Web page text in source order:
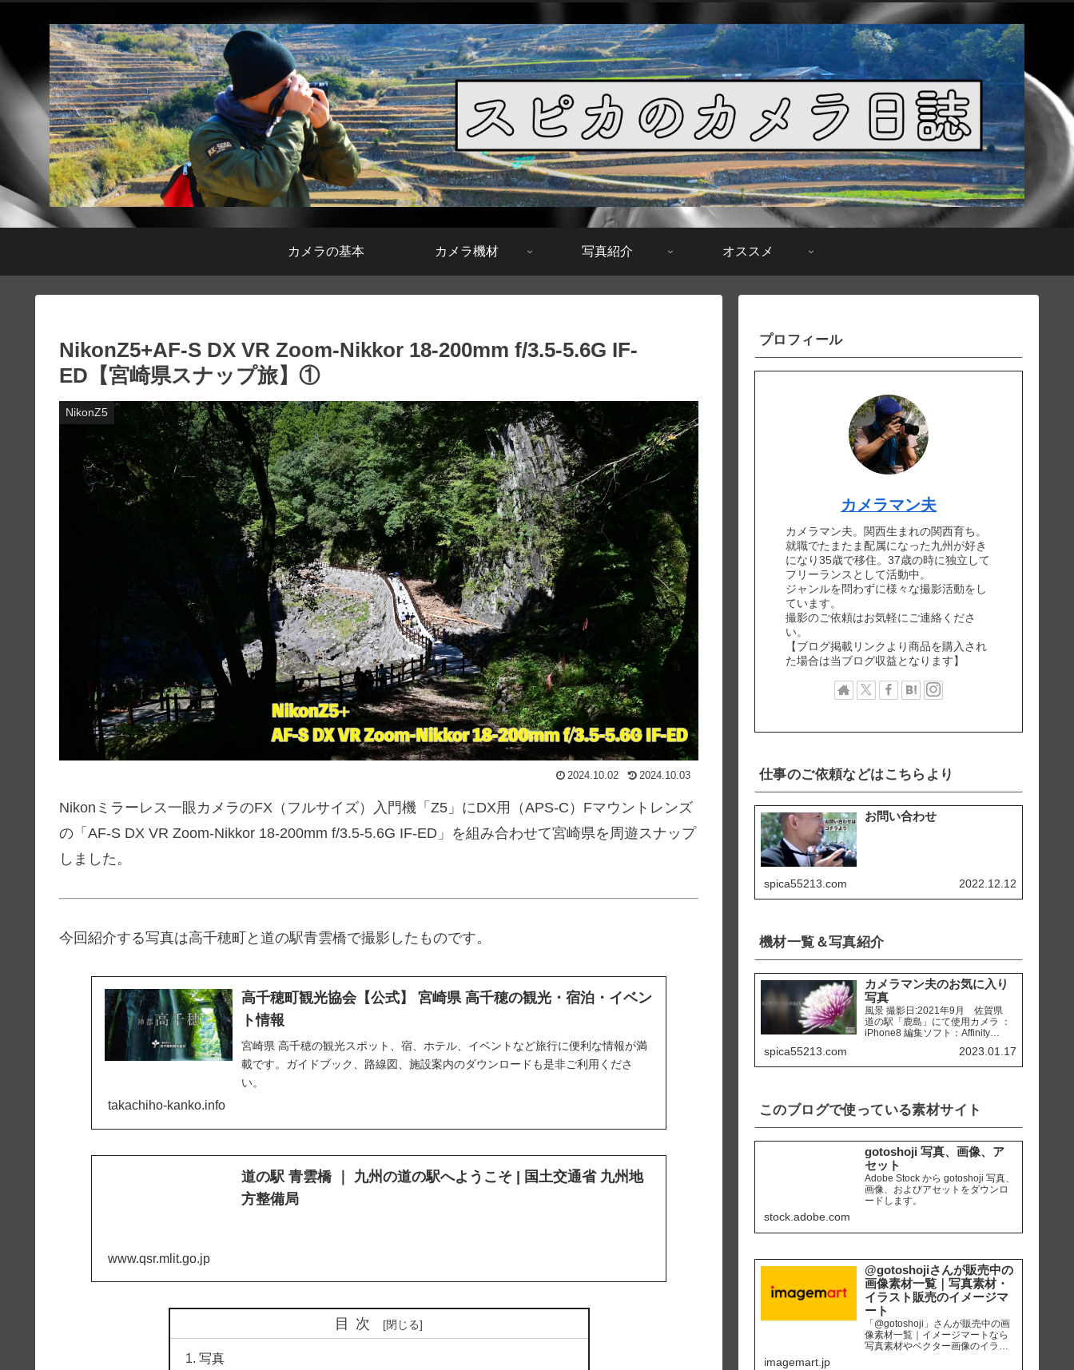
カメラの基本 カメラ機材 写真紹介 オススメ
NikonZ5+AF-S DX VR Zoom-Nikkor 18-200mm f/3.5-5.6G IF-
ED【宮崎県スナップ旅】①
NikonZ5
2024.10.02 2024.10.03
Nikonミラーレス一眼カメラのFX（フルサイズ）入門機「Z5」にDX用（APS-C）Fマウントレンズ
の「AF-S DX VR Zoom-Nikkor 18-200mm f/3.5-5.6G IF-ED」を組み合わせて宮崎県を周遊スナップ
しました。
今回紹介する写真は高千穂町と道の駅青雲橋で撮影したものです。
高千穂町観光協会【公式】 宮崎県 高千穂の観光・宿泊・イベン
ト情報
宮崎県 高千穂の観光スポット、宿、ホテル、イベントなど旅行に便利な情報が満
載です。ガイドブック、路線図、施設案内のダウンロードも是非ご利用くださ
い。
takachiho-kanko.info
道の駅 青雲橋 ｜ 九州の道の駅へようこそ | 国土交通省 九州地
方整備局
www.qsr.mlit.go.jp
目次
写真
プロフィール
カメラマン夫
カメラマン夫。関西生まれの関西育ち。
就職でたまたま配属になった九州が好き
になり35歳で移住。37歳の時に独立して
フリーランスとして活動中。
ジャンルを問わずに様々な撮影活動をし
ています。
撮影のご依頼はお気軽にご連絡くださ
い。
【ブログ掲載リンクより商品を購入され
た場合は当ブログ収益となります】
仕事のご依頼などはこちらより
お問い合わせ
spica55213.com 2022.12.12
機材一覧＆写真紹介
カメラマン夫のお気に入り
写真
風景 撮影日:2021年9月 佐賀県
道の駅「鹿島」にて使用カメラ ：
iPhone8 編集ソフト：Affinity
天草市 「ホテルアレグリアガー
デンズ天草」にて使用カメラ ：
spica55213.com 2023.01.17
このブログで使っている素材サイト
gotoshoji 写真、画像、ア
セット
Adobe Stock から gotoshoji 写真、
画像、およびアセットをダウンロ
ードします。
stock.adobe.com
@gotoshojiさんが販売中の
画像素材一覧｜写真素材・
イラスト販売のイメージマ
ート
「@gotoshoji」さんが販売中の画
像素材一覧｜イメージマートなら
写真素材やベクター画像のイラス
imagemart.jp